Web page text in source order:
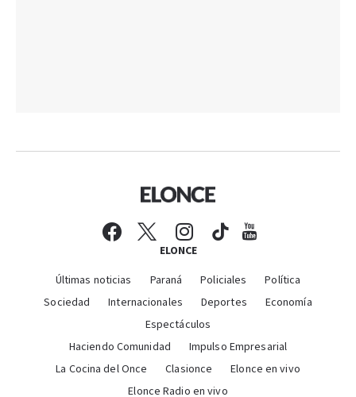
ELONCE
Últimas noticias Paraná Policiales
Política
Sociedad
Internacionales Deportes
Economía
Espectáculos
Haciendo Comunidad
Impulso Empresarial
La Cocina del Once
Clasionce
Elonce en vivo
Elonce Radio en vivo